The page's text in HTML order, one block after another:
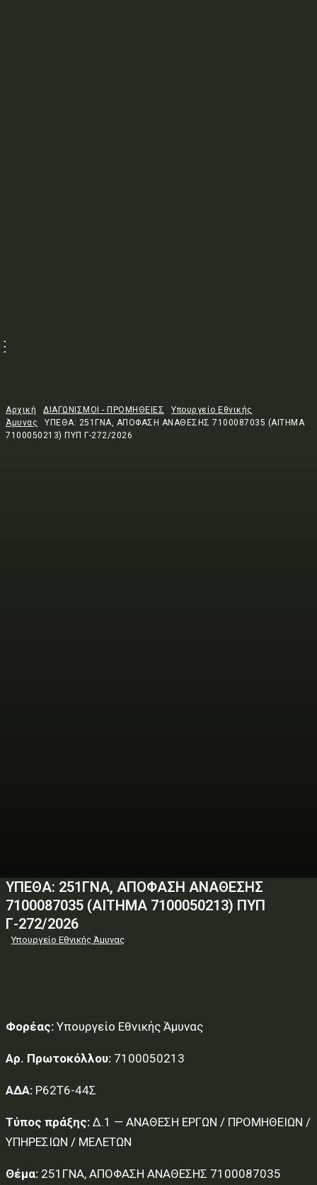
Αρχική ΔΙΑΓΩΝΙΣΜΟΙ - ΠΡΟΜΗΘΕΙΕΣ
Υπουργείο Εθνικής
Άμυνας
ΥΠΕΘΑ: 251ΓΝΑ, ΑΠΟΦΑΣΗ ΑΝΑΘΕΣΗΣ 7100087035 (ΑΙΤΗΜΑ
7100050213) ΠΥΠ Γ-272/2026
ΥΠΕΘΑ: 251ΓΝΑ, ΑΠΟΦΑΣΗ ΑΝΑΘΕΣΗΣ
7100087035 (ΑΙΤΗΜΑ 7100050213) ΠΥΠ
Γ-272/2026
Υπουργείο Εθνικής Άμυνας
Φορέας: Υπουργείο Εθνικής Άμυνας
Αρ. Πρωτοκόλλου: 7100050213
ΑΔΑ: Ρ62Τ6-44Σ
Τύπος πράξης: Δ.1 — ΑΝΑΘΕΣΗ ΕΡΓΩΝ / ΠΡΟΜΗΘΕΙΩΝ /
ΥΠΗΡΕΣΙΩΝ / ΜΕΛΕΤΩΝ
Θέμα: 251ΓΝΑ, ΑΠΟΦΑΣΗ ΑΝΑΘΕΣΗΣ 7100087035